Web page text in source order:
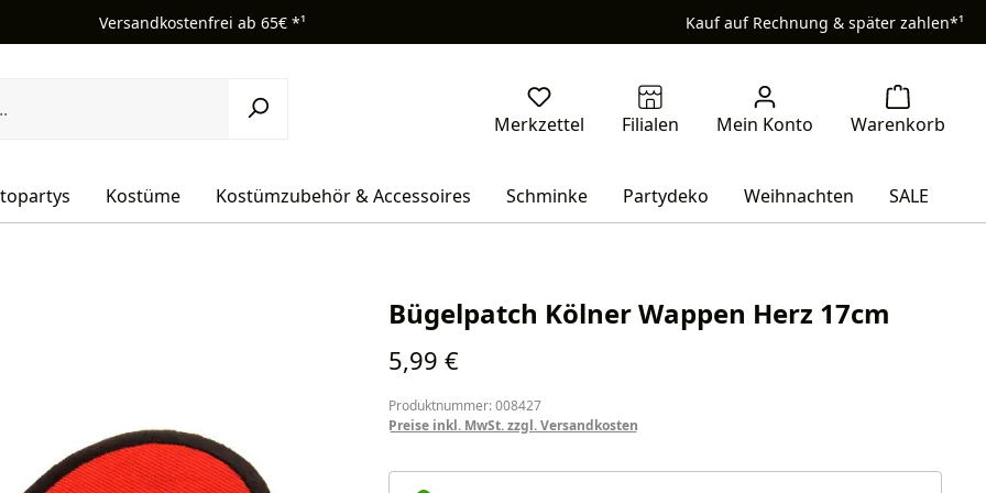
Versandkostenfrei ab 65€ *¹ Kauf auf Rechnung & später zahlen*¹
Kostüme Kostümzubehör & Accessoires Schminke Partydeko Weihnachten SALE
Bügelpatch Kölner Wappen Herz 17cm
Regulärer Preis:
5,99 €
Produktnummer: 008427
Preise inkl. MwSt. zzgl. Versandkosten